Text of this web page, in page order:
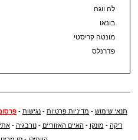
לה ווגה
בונאו
מונטה קריסטי
פדרנלס
תנאי שימוש - מדיניות פרטיות - נגישות -
ריקה - מונקו -האיים האזוריים -נורבגיה -